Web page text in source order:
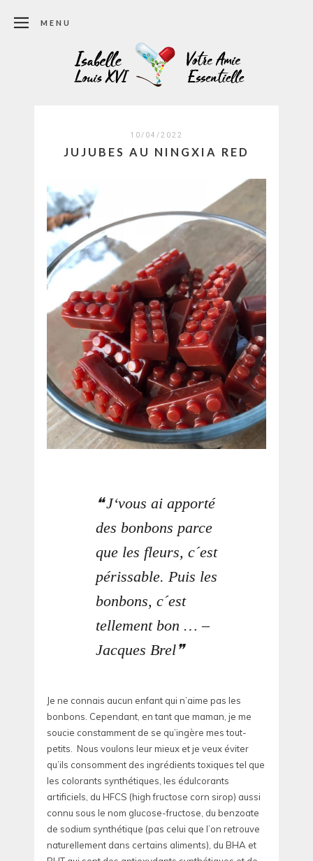
MENU
10/04/2022
JUJUBES AU NINGXIA RED
J‘vous ai apporté
des bonbons parce
que les fleurs, c´est
périssable. Puis les
bonbons, c´est
tellement bon … –
Jacques Brel
Je ne connais aucun enfant qui n’aime pas les
bonbons. Cependant, en tant que maman, je me
soucie constamment de se qu’ingère mes tout-
petits. Nous voulons leur mieux et je veux éviter
qu’ils consomment des ingrédients toxiques tel que
les colorants synthétiques, les édulcorants
artificiels, du HFCS (high fructose corn sirop) aussi
connu sous le nom glucose-fructose, du benzoate
de sodium synthétique (pas celui que l’on retrouve
naturellement dans certains aliments), du BHA et